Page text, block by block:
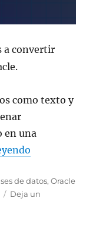
a convertir
como texto y
en una
de datos,Oracle
Deja un